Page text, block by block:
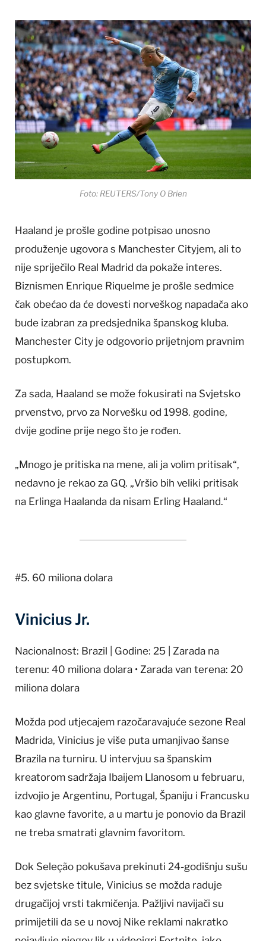
Foto: REUTERS/Tony O Brien
Haaland je prošle godine potpisao unosno
produženje ugovora s Manchester Cityjem, ali to
nije spriječilo Real Madrid da pokaže interes.
Biznismen Enrique Riquelme je prošle sedmice
čak obećao da će dovesti norveškog napadača ako
bude izabran za predsjednika španskog kluba.
Manchester City je odgovorio prijetnjom pravnim
postupkom.
Za sada, Haaland se može fokusirati na Svjetsko
prvenstvo, prvo za Norvešku od 1998. godine,
dvije godine prije nego što je rođen.
„Mnogo je pritiska na mene, ali ja volim pritisak“,
nedavno je rekao za GQ. „Vršio bih veliki pritisak
na Erlinga Haalanda da nisam Erling Haaland.“
#5. 60 miliona dolara
Vinicius Jr.
Nacionalnost: Brazil | Godine: 25 | Zarada na
terenu: 40 miliona dolara • Zarada van terena: 20
miliona dolara
Možda pod utjecajem razočaravajuće sezone Real
Madrida, Vinicius je više puta umanjivao šanse
Brazila na turniru. U intervjuu sa španskim
kreatorom sadržaja Ibaijem Llanosom u februaru,
izdvojio je Argentinu, Portugal, Španiju i Francusku
kao glavne favorite, a u martu je ponovio da Brazil
ne treba smatrati glavnim favoritom.
Dok Seleção pokušava prekinuti 24-godišnju sušu
bez svjetske titule, Vinicius se možda raduje
drugačijoj vrsti takmičenja. Pažljivi navijači su
primijetili da se u novoj Nike reklami nakratko